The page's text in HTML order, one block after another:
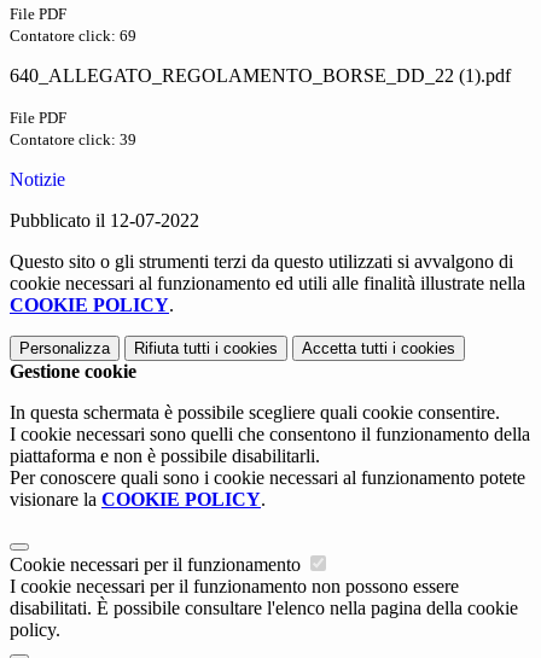
File PDF
Contatore click: 69
640_ALLEGATO_REGOLAMENTO_BORSE_DD_22 (1).pdf
File PDF
Contatore click: 39
Notizie
Pubblicato il 12-07-2022
Questo sito o gli strumenti terzi da questo utilizzati si avvalgono di
cookie necessari al funzionamento ed utili alle finalità illustrate nella
COOKIE POLICY.
Personalizza Rifiuta tutti i cookies Accetta tutti i cookies
Gestione cookie
In questa schermata è possibile scegliere quali cookie consentire.
I cookie necessari sono quelli che consentono il funzionamento della
piattaforma e non è possibile disabilitarli.
Per conoscere quali sono i cookie necessari al funzionamento potete
visionare la COOKIE POLICY.
Cookie necessari per il funzionamento
I cookie necessari per il funzionamento non possono essere
disabilitati. È possibile consultare l'elenco nella pagina della cookie
policy.